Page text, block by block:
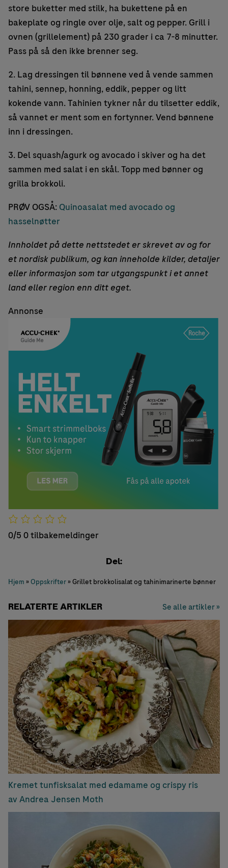
store buketter med stilk, ha bukettene på en
bakeplate og ringle over olje, salt og pepper. Grill i
ovnen (grillelement) på 230 grader i ca 7-8 minutter.
Pass på så den ikke brenner seg.
2. Lag dressingen til bønnene ved å vende sammen
tahini, sennep, honning, eddik, pepper og litt
kokende vann. Tahinien tykner når du tilsetter eddik,
så vannet er ment som en fortynner. Vend bønnene
inn i dressingen.
3. Del squash/agurk og avocado i skiver og ha det
sammen med salat i en skål. Topp med bønner og
grilla brokkoli.
PRØV OGSÅ: Quinoasalat med avocado og
hasselnøtter
Innholdet på dette nettstedet er skrevet av og for
et nordisk publikum, og kan inneholde kilder, detaljer
eller informasjon som tar utgangspunkt i et annet
land eller region enn ditt eget.
Annonse
0/5 0 tilbakemeldinger
Del:
Hjem »Oppskrifter»Grillet brokkolisalat og tahinimarinerte bønner
RELATERTE ARTIKLER Se alle artikler »
Kremet tunfisksalat med edamame og crispy ris
av Andrea Jensen Moth